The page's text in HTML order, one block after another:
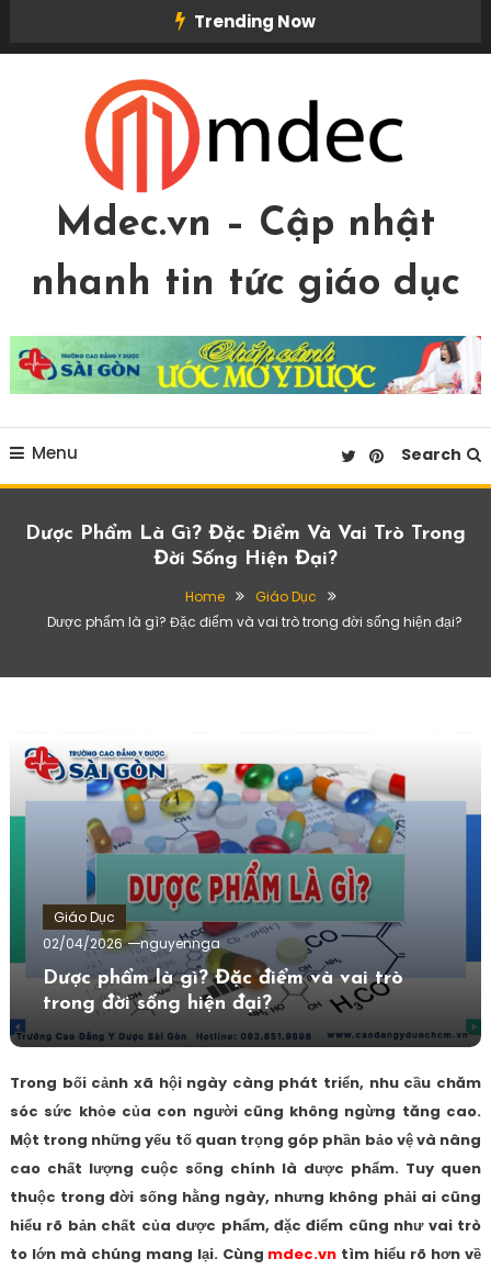
Trending Now
Mdec.vn – Cập nhật
nhanh tin tức giáo dục
Menu Search
Dược Phẩm Là Gì? Đặc Điểm Và Vai Trò Trong
Đời Sống Hiện Đại?
Home
Giáo Dục
Dược phẩm là gì? Đặc điểm và vai trò trong đời sống hiện đại?
Giáo Dục
02/04/2026
nguyennga
Dược phẩm là gì? Đặc điểm và vai trò
trong đời sống hiện đại?
Trong bối cảnh xã hội ngày càng phát triển, nhu cầu chăm
sóc sức khỏe của con người cũng không ngừng tăng cao.
Một trong những yếu tố quan trọng góp phần bảo vệ và nâng
cao chất lượng cuộc sống chính là dược phẩm. Tuy quen
thuộc trong đời sống hằng ngày, nhưng không phải ai cũng
hiểu rõ bản chất của dược phẩm, đặc điểm cũng như vai trò
to lớn mà chúng mang lại. Cùng mdec.vn tìm hiểu rõ hơn về